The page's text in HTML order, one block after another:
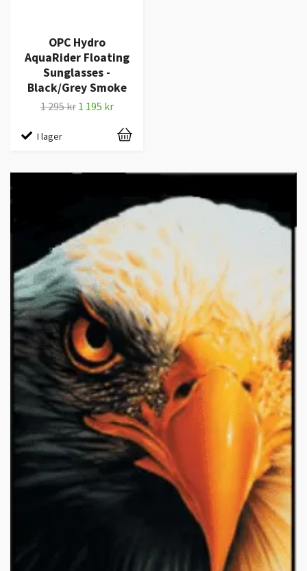
OPC Hydro
AquaRider Floating
Sunglasses -
Black/Grey Smoke
1 295 kr 1 195 kr
I lager